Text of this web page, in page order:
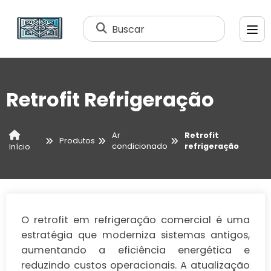
Buscar
Retrofit Refrigeração
Início
Produtos
Ar
condicionado
Retrofit
refrigeração
O retrofit em refrigeração comercial é uma
estratégia que moderniza sistemas antigos,
aumentando a eficiência energética e
reduzindo custos operacionais. A atualização